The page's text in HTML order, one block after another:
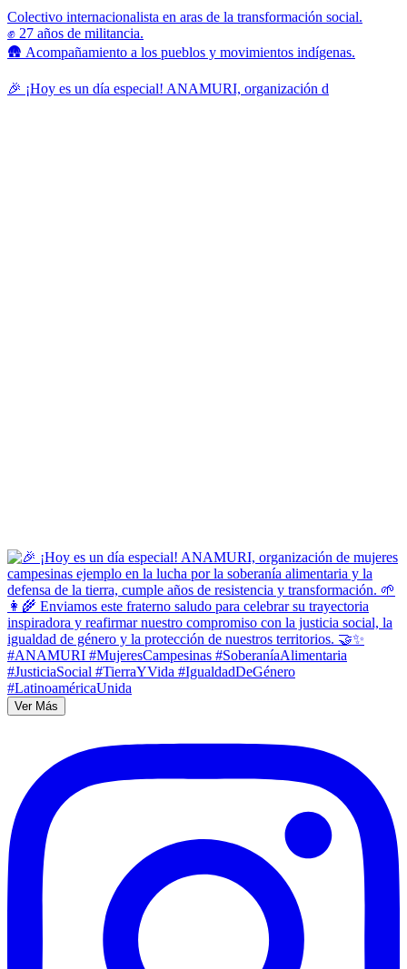
Colectivo internacionalista en aras de la transformación social.
✊ 27 años de militancia.
🛖 Acompañamiento a los pueblos y movimientos indígenas.
🎉 ¡Hoy es un día especial! ANAMURI, organización d
Ver Más